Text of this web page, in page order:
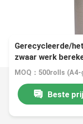
Gerecycleerde/
zwaar werk
Waterdicht
Beste